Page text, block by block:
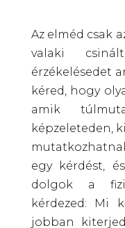
Az elméd csak
valaki
érzékelésedet
kéred, hogy
amik
képzeleteden,
egy kérdést,
dolgok a
kérdezed: Mi
jobban